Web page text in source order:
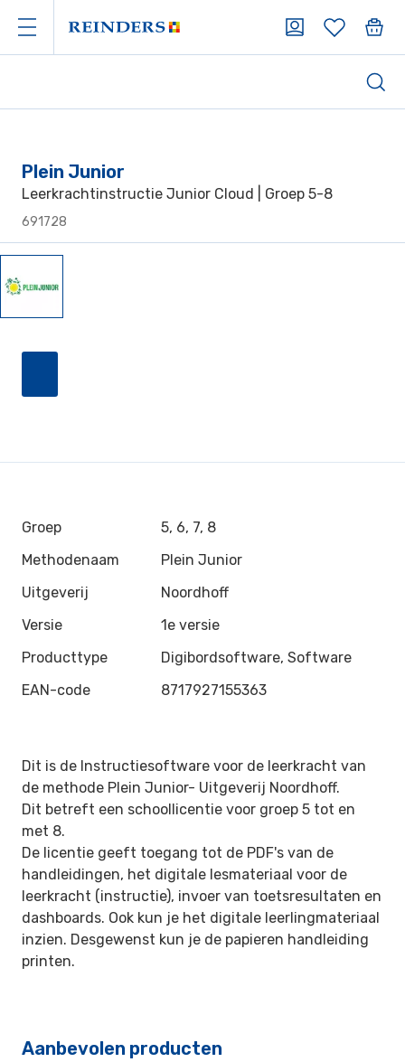
Plein Junior
Leerkrachtinstructie Junior Cloud | Groep 5-8
691728
Groep
5, 6, 7, 8
Methodenaam
Plein Junior
Uitgeverij
Noordhoff
Versie
1e versie
Producttype
Digibordsoftware, Software
EAN-code
8717927155363
Dit is de Instructiesoftware voor de leerkracht van
de methode Plein Junior- Uitgeverij Noordhoff.
Dit betreft een schoollicentie voor groep 5 tot en
met 8.
De licentie geeft toegang tot de PDF's van de
handleidingen, het digitale lesmateriaal voor de
leerkracht (instructie), invoer van toetsresultaten en
dashboards. Ook kun je het digitale leerlingmateriaal
inzien. Desgewenst kun je de papieren handleiding
printen.
Aanbevolen producten